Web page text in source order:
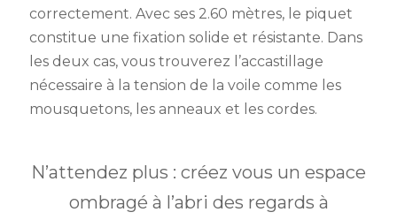
correctement. Avec ses 2.60 mètres, le piquet
constitue une fixation solide et résistante. Dans
les deux cas, vous trouverez l’accastillage
nécessaire à la tension de la voile comme les
mousquetons, les anneaux et les cordes.
N’attendez plus : créez vous un espace
ombragé à l’abri des regards à